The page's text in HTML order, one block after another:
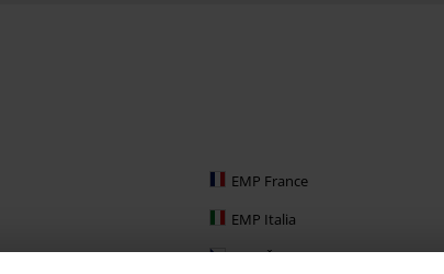
EMP France
EMP Italia
EMP Česká Republika